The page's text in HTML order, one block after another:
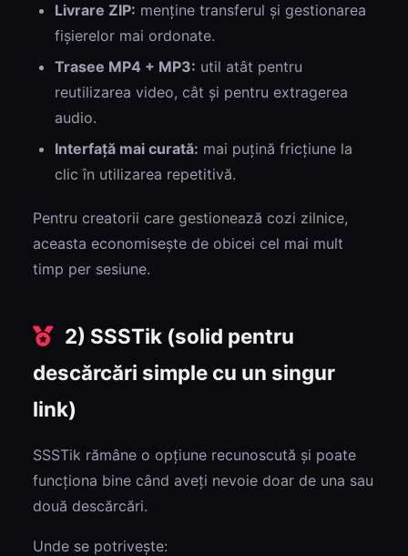
Livrare ZIP: menține transferul și gestionarea
fișierelor mai ordonate.
Trasee MP4 + MP3: util atât pentru
reutilizarea video, cât și pentru extragerea
audio.
Interfață mai curată: mai puțină fricțiune la
clic în utilizarea repetitivă.
Pentru creatorii care gestionează cozi zilnice,
aceasta economisește de obicei cel mai mult
timp per sesiune.
2) SSSTik (solid pentru
descărcări simple cu un singur
link)
SSSTik rămâne o opțiune recunoscută și poate
funcționa bine când aveți nevoie doar de una sau
două descărcări.
Unde se potrivește: